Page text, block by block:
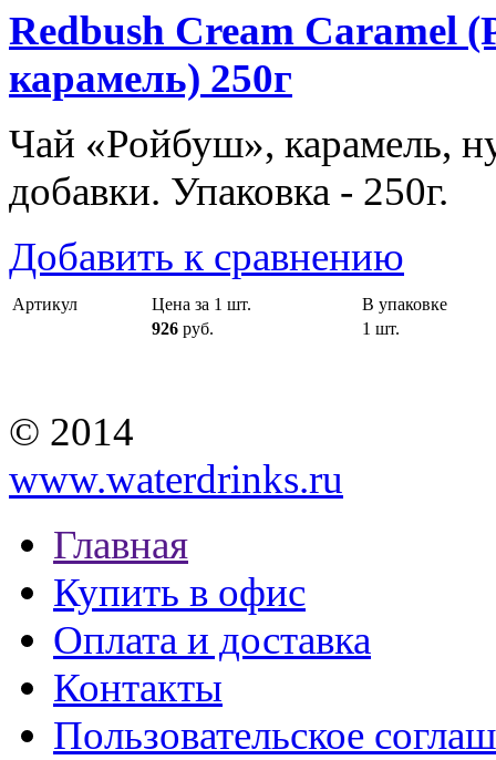
Redbush Cream Caramel
карамель) 250г
Чай «Ройбуш», карамель,
добавки. Упаковка - 250г.
Добавить к сравнению
Артикул Цена за 1 шт.
В упаковке
926 руб. 1 шт.
© 2014
www.waterdrinks.ru
Главная
Купить в офис
Оплата и доставка
Контакты
Пользовательское